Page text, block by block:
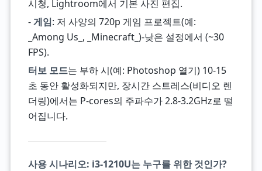
시청, Lightroom에서 기본 사진 편집.
-게임: 저 사양의 720p 게임 프로젝트(예:
_Among Us_, _Minecraft_)-낮은 설정에서 (~30
FPS).
터보 모드는 부하 시(예: Photoshop 열기) 10-15
초 동안 활성화되지만, 장시간 스트레스(비디오 렌
더링)에서는 P-cores의 주파수가 2.8-3.2GHz로 떨
어집니다.
사용 시나리오: i3-1210U는 누구를 위한 것인가?